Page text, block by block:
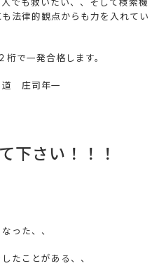
法律的観点からも力を入れてい
で一発合格します。
道 庄司年一
下さい！！！
った、、
たことがある、、